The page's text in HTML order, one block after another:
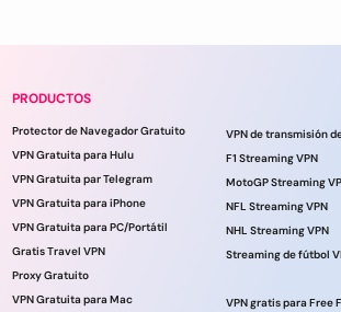
PRODUCTOS
Protector de Navegador Gratuito
VPN Gratuita para Hulu
VPN Gratuita par Telegram
VPN Gratuita para iPhone
VPN Gratuita para PC/Portátil
Gratis Travel VPN
Proxy Gratuito
VPN Gratuita para Mac
F1 Streaming VPN
MotoGP Streaming
NFL Streaming VPN
NHL Streaming VPN
Streaming de fútbol
VPN gratis para Free